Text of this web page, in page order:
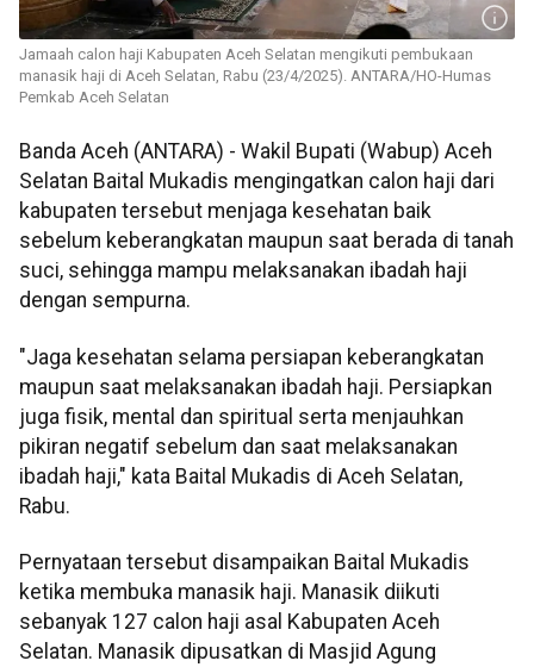
Jamaah calon haji Kabupaten Aceh Selatan mengikuti pembukaan
manasik haji di Aceh Selatan, Rabu (23/4/2025). ANTARA/HO-Humas
Pemkab Aceh Selatan
Banda Aceh (ANTARA) - Wakil Bupati (Wabup) Aceh
Selatan Baital Mukadis mengingatkan calon haji dari
kabupaten tersebut menjaga kesehatan baik
sebelum keberangkatan maupun saat berada di tanah
suci, sehingga mampu melaksanakan ibadah haji
dengan sempurna.
"Jaga kesehatan selama persiapan keberangkatan
maupun saat melaksanakan ibadah haji. Persiapkan
juga fisik, mental dan spiritual serta menjauhkan
pikiran negatif sebelum dan saat melaksanakan
ibadah haji," kata Baital Mukadis di Aceh Selatan,
Rabu.
Pernyataan tersebut disampaikan Baital Mukadis
ketika membuka manasik haji. Manasik diikuti
sebanyak 127 calon haji asal Kabupaten Aceh
Selatan. Manasik dipusatkan di Masjid Agung